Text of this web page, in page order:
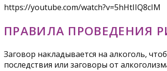
https://youtube.com/watch?v=5hHtIIQ8cIM
ПРАВИЛА ПРОВЕДЕНИЯ
Заговор накладывается на алкоголь,
последствия или заговоры от